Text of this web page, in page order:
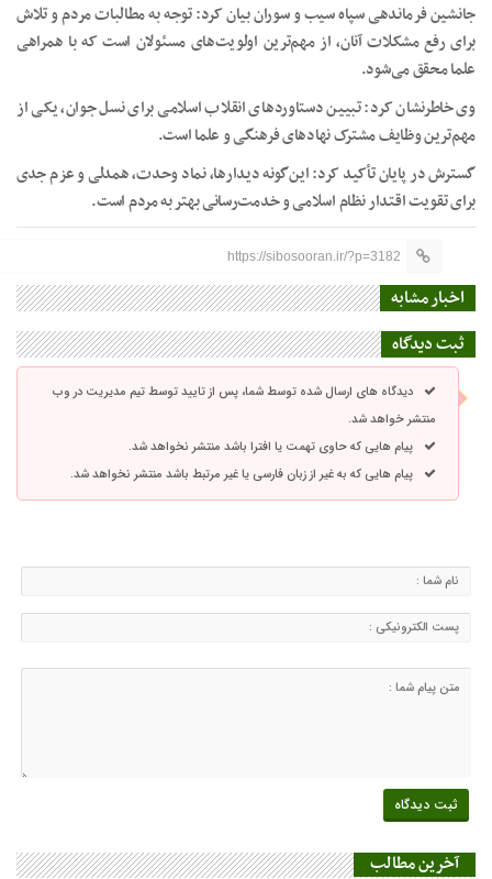
جانشین فرماندهی سپاه سیب و سوران بیان کرد: توجه به مطالبات مردم و تلاش
برای رفع مشکلات آنان، از مهم‌ترین اولویت‌های مسئولان است که با همراهی
علما محقق می‌شود.
وی خاطرنشان کرد: تبیین دستاوردهای انقلاب اسلامی برای نسل جوان، یکی از
مهم‌ترین وظایف مشترک نهادهای فرهنگی و علما است.
گسترش در پایان تأکید کرد: این‌گونه دیدارها، نماد وحدت، همدلی و عزم جدی
برای تقویت اقتدار نظام اسلامی و خدمت‌رسانی بهتر به مردم است.
https://sibosooran.ir/?p=3182
اخبار مشابه
ثبت دیدگاه
دیدگاه های ارسال شده توسط شما، پس از تایید توسط تیم مدیریت در وب
منتشر خواهد شد.
پیام هایی که حاوی تهمت یا افترا باشد منتشر نخواهد شد.
پیام هایی که به غیر از زبان فارسی یا غیر مرتبط باشد منتشر نخواهد شد.
آخرین مطالب